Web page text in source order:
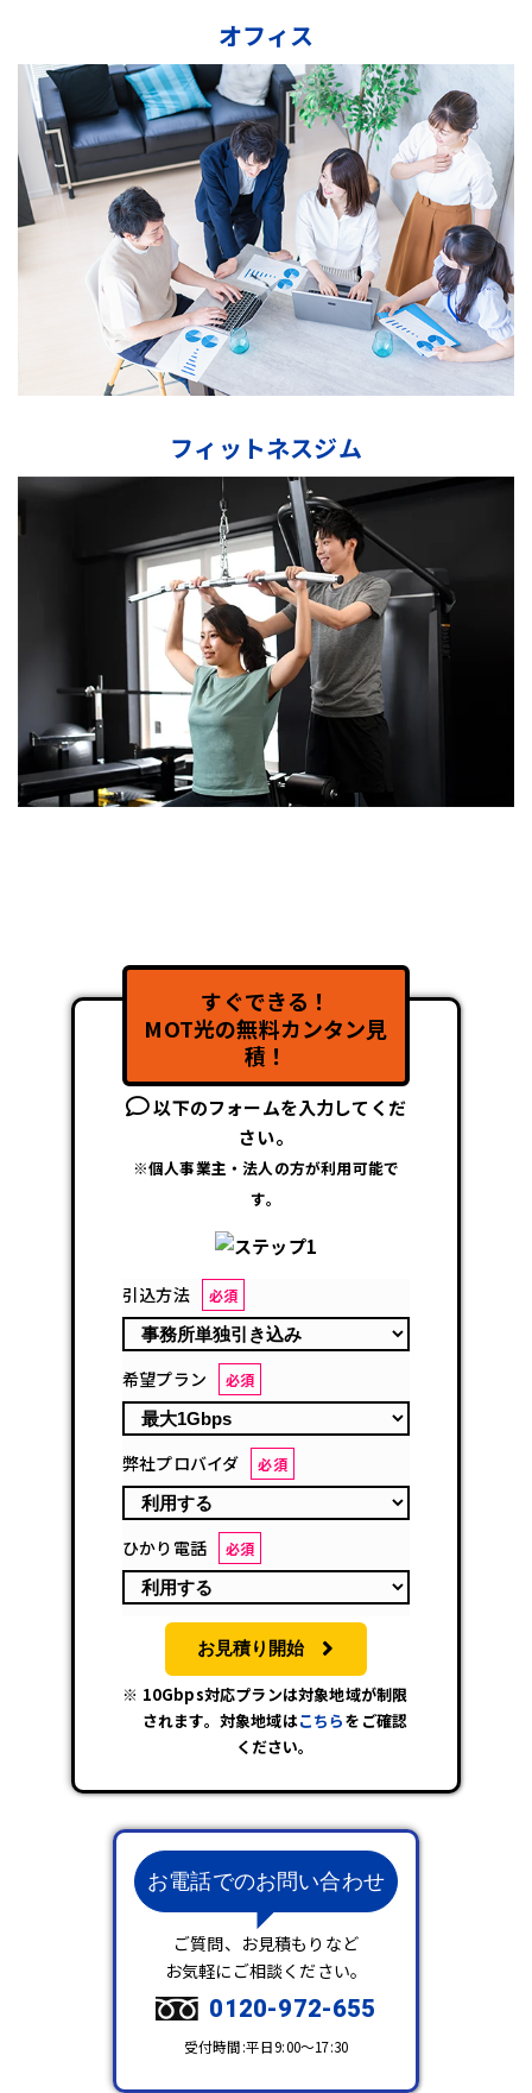
オフィス
フィットネスジム
すぐできる！
MOT光の無料カンタン見
積！
以下のフォームを入力してくだ
さい。
※個人事業主・法人の方が利用可能で
す。
引込方法 必須
希望プラン 必須
弊社プロバイダ 必須
ひかり電話 必須
お見積り開始
10Gbps対応プランは対象地域が制限
されます。対象地域はこちらをご確認
ください。
お電話でのお問い合わせ
ご質問、お見積もりなど
お気軽にご相談ください。
0120-972-655
受付時間:平日9:00～17:30